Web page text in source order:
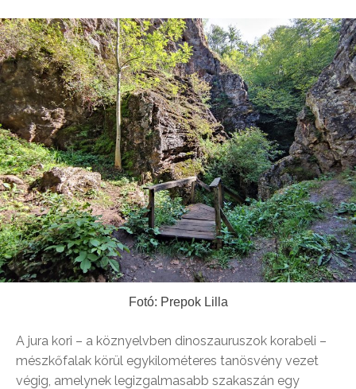
Fotó: Prepok Lilla
A jura kori – a köznyelvben dinoszauruszok korabeli –
mészkőfalak körül egykilométeres tanösvény vezet
végig, amelynek legizgalmasabb szakaszán egy